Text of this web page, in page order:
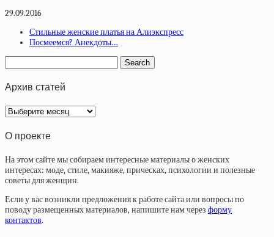
29.09.2016
Стильные женские платья на Алиэкспресс
Посмеемся? Анекдоты…
Архив статей
Архив
статей
О проекте
На этом сайте мы собираем интересные материалы о женских
интересах: моде, стиле, макияже, прическах, психологии и полезные
советы для женщин.
Если у вас возникли предложения к работе сайта или вопросы по
поводу размещенных материалов, напишите нам через форму
контактов.